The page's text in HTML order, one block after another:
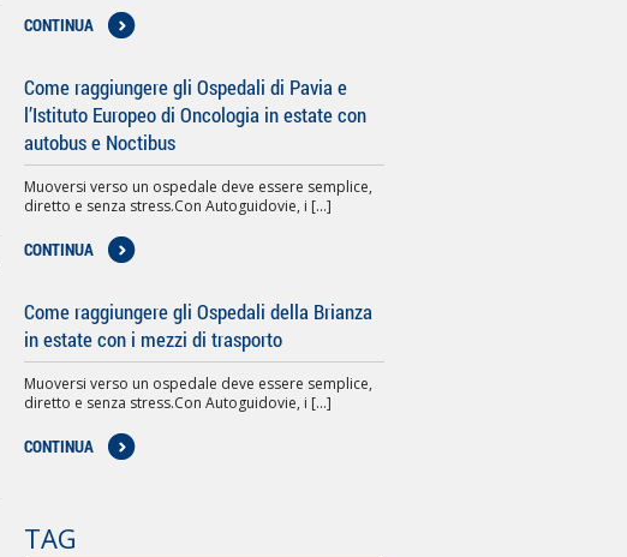
CONTINUA
Come raggiungere gli Ospedali di Pavia e
l’Istituto Europeo di Oncologia in estate con
autobus e Noctibus
Muoversi verso un ospedale deve essere semplice,
diretto e senza stress.Con Autoguidovie, i [...]
CONTINUA
Come raggiungere gli Ospedali della Brianza
in estate con i mezzi di trasporto
Muoversi verso un ospedale deve essere semplice,
diretto e senza stress.Con Autoguidovie, i [...]
CONTINUA
TAG